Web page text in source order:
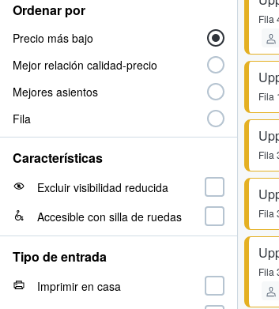
Fila
Fila
Fila
Fila
Fila
Ordenar por
Precio más bajo
Mejor relación calidad-precio
Mejores asientos
Fila
Características
Excluir visibilidad reducida
Accesible con silla de ruedas
Tipo de entrada
Imprimir en casa